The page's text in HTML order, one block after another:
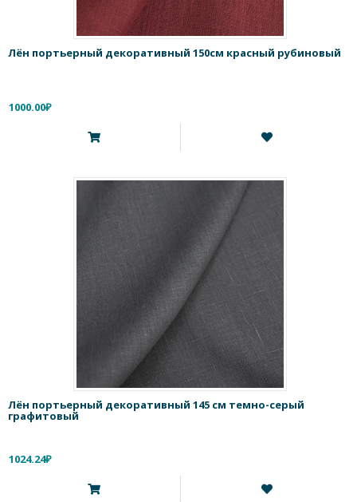
Лён портьерный декоративный 150см красный рубиновый
1000.00₽
Лён портьерный декоративный 145 см темно-серый
графитовый
1024.24₽